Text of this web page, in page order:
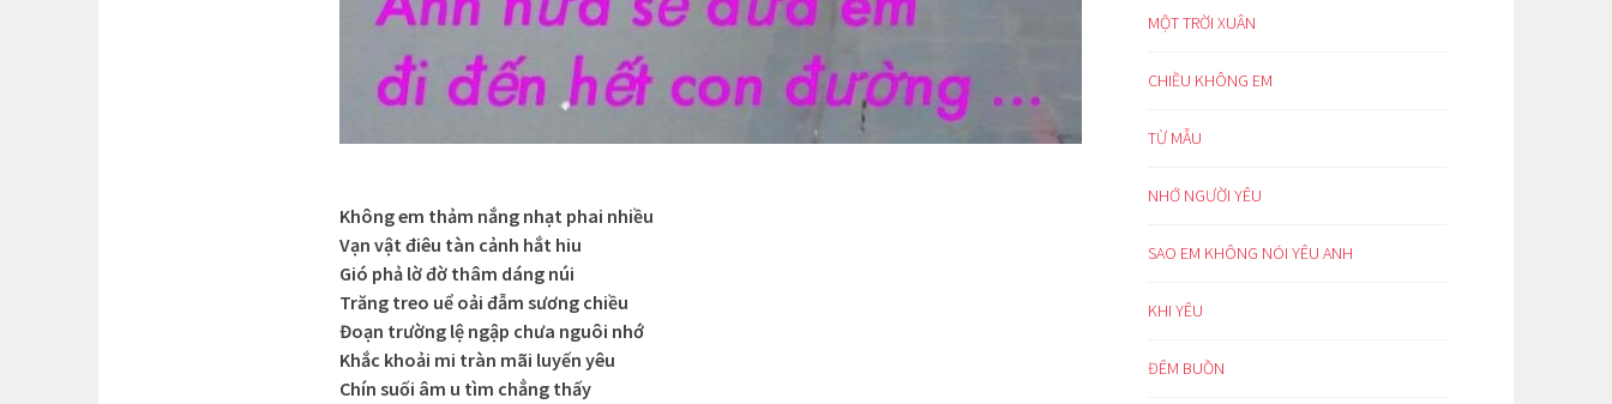
Không em thảm nắng nhạt phai nhiều
Vạn vật điêu tàn cảnh hắt hiu
Gió phả lờ đờ thâm dáng núi
Trăng treo uể oải đẫm sương chiều
Đoạn trường lệ ngập chưa nguôi nhớ
Khắc khoải mi tràn mãi luyến yêu
Chín suối âm u tìm chẳng thấy
MỘT TRỜI XUÂN
CHIỀU KHÔNG EM
TỪ MẪU
NHỚ NGƯỜI YÊU
SAO EM KHÔNG NÓI YÊU ANH
KHI YÊU
ĐÊM BUỒN